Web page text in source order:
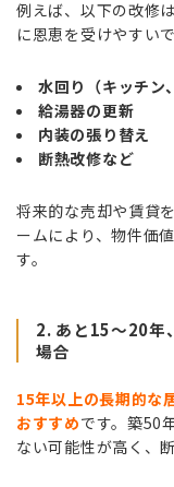
例えば、以下の改修
に恩恵を受けやすいで
水回り（キッチン
給湯器の更新
内装の張り替え
断熱改修など
将来的な売却や賃貸
ームにより、物件価
す。
2. あと15～20年
場合
15年以上の長期的な
おすすめです。築50
ない可能性が高く、